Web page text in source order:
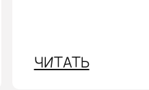
ЧИТАТЬ